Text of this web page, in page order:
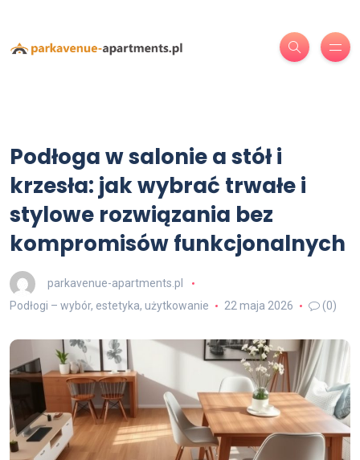
Podłoga w salonie a stół i
krzesła: jak wybrać trwałe i
stylowe rozwiązania bez
kompromisów funkcjonalnych
parkavenue-apartments.pl
Podłogi – wybór, estetyka, użytkowanie
22 maja 2026 (0)